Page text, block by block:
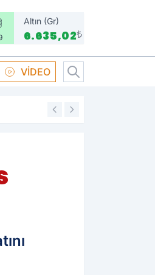
Altın (Gr)
6.635,02₺
VİDEO
16:58